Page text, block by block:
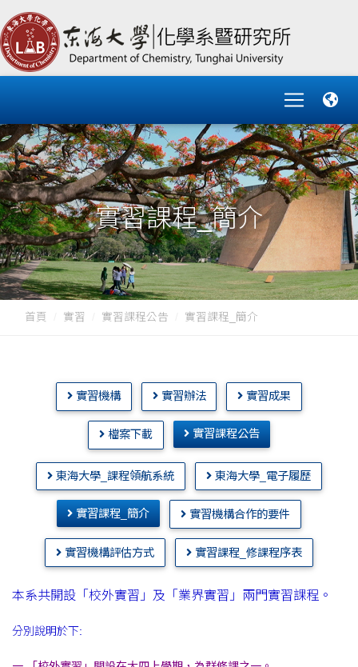
實習課程_簡介
首頁 實習 實習課程公告 實習課程_簡介
實習機構 實習辦法 實習成果
檔案下載 實習課程公告
東海大學_課程領航系統 東海大學_電子履歷
實習課程_簡介 實習機構合作的要件
實習機構評估方式 實習課程_修課程序表
本系共開設「校外實習」及「業界實習」兩門實習課程。
分別說明於下: